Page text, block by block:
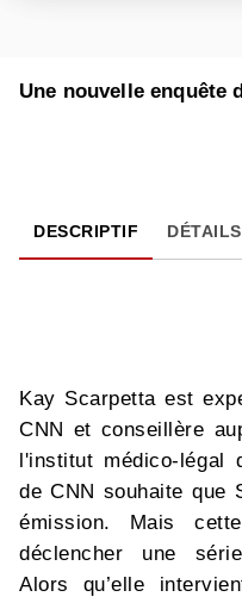
Une nouvelle enquête
DESCRIPTIF DÉTAILS
Kay Scarpetta est
CNN et conseillère
l'institut médico-légal
de CNN souhaite que
émission. Mais
déclencher une
Alors qu’elle